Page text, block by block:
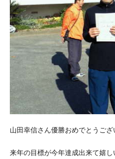
山田幸信さん優勝おめでとうござ
来年の目標が今年達成出来て嬉し